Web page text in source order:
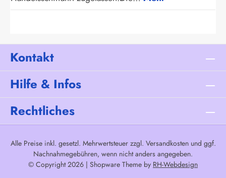
Kontakt
Hilfe & Infos
Rechtliches
Alle Preise inkl. gesetzl. Mehrwertsteuer zzgl. Versandkostenund ggf.
Nachnahmegebühren, wenn nicht anders angegeben.
© Copyright 2026 | Shopware Theme by RH-Webdesign